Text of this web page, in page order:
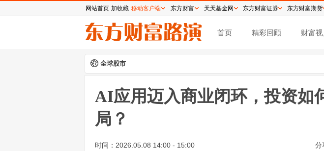
首页 精彩回顾 财富
全球股市
AI应用迈入商业闭环，投资如
局？
时间： 2026.05.08 14:00 - 15:00 分
网站首页 加收藏 移动客户端 东方财富 天天基金网 东方财富证券 东方财富期货